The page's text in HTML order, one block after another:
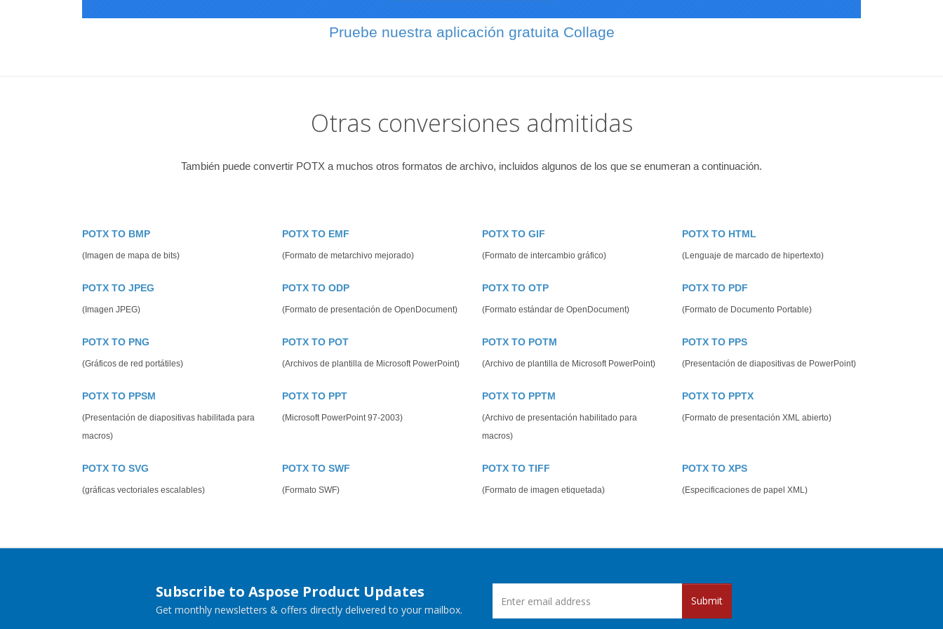
Pruebe nuestra aplicación gratuita Collage
Otras conversiones admitidas
También puede convertir POTX a muchos otros formatos de archivo, incluidos algunos de los que se enumeran a continuación.
POTX TO BMP
(Imagen de mapa de bits)
POTX TO EMF
(Formato de metarchivo mejorado)
POTX TO GIF
(Formato de intercambio gráfico)
POTX TO HTML
(Lenguaje de marcado de hipertexto)
POTX TO JPEG
(Imagen JPEG)
POTX TO ODP
(Formato de presentación de OpenDocument)
POTX TO OTP
(Formato estándar de OpenDocument)
POTX TO PDF
(Formato de Documento Portable)
POTX TO PNG
(Gráficos de red portátiles)
POTX TO POT
(Archivos de plantilla de Microsoft PowerPoint)
POTX TO POTM
(Archivo de plantilla de Microsoft PowerPoint)
POTX TO PPS
(Presentación de diapositivas de PowerPoint)
POTX TO PPSM
(Presentación de diapositivas habilitada para
macros)
POTX TO PPT
(Microsoft PowerPoint 97-2003)
POTX TO PPTM
(Archivo de presentación habilitado para
macros)
POTX TO PPTX
(Formato de presentación XML abierto)
POTX TO SVG
(gráficas vectoriales escalables)
POTX TO SWF
(Formato SWF)
POTX TO TIFF
(Formato de imagen etiquetada)
POTX TO XPS
(Especificaciones de papel XML)
Subscribe to Aspose Product Updates
Get monthly newsletters & offers directly delivered to your mailbox.
Submit